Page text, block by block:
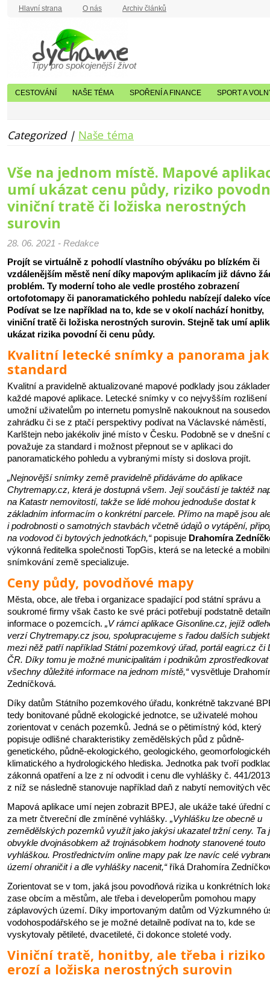
Hlavní strana O nás Archiv článků
Tipy pro spokojenější život
CESTOVÁNÍ NAŠE TÉMA SPOŘENÍ A FINANCE SPORT A
Categorized | Naše téma
Vše na jednom místě. Mapové
umí ukázat cenu půdy, riziko
viniční tratě či ložiska nerostných
surovin
28. 06. 2021 - Redakce
Projít se virtuálně z pohodlí vlastního obýváku po blízkém či
vzdálenějším městě není díky mapovým aplikacím již dávno
problém. Ty moderní toho ale vedle prostého zobrazení
ortofotomapy či panoramatického pohledu nabízejí daleko
Podívat se lze například na to, kde se v okolí nachází honitby,
viniční tratě či ložiska nerostných surovin. Stejně tak umí
ukázat rizika povodní či cenu půdy.
Kvalitní letecké snímky a panorama
standard
Kvalitní a pravidelně aktualizované mapové podklady jsou
každé mapové aplikace. Letecké snímky v co nejvyšším rozlišení
umožní uživatelům po internetu pomyslně nakouknout na
zahrádku či se z ptačí perspektivy podívat na Václavské náměstí,
Karlštejn nebo jakékoliv jiné místo v Česku. Podobně se v dnešní
považuje za standard i možnost přepnout se v aplikaci do
panoramatického pohledu a vybranými místy si doslova projít.
„Nejnovější snímky země pravidelně přidáváme do aplikace
Chytremapy.cz, která je dostupná všem. Její součástí je taktéž
na Katastr nemovitostí, takže se lidé mohou jednoduše dostat k
základním informacím o konkrétní parcele. Přímo na mapě jsou
i podrobnosti o samotných stavbách včetně údajů o vytápění,
na vodovod či bytových jednotkách,“popisuje Drahomíra
výkonná ředitelka společnosti TopGis, která se na letecké a
snímkování země specializuje.
Ceny půdy, povodňové mapy
Města, obce, ale třeba i organizace spadající pod státní správu a
soukromé firmy však často ke své práci potřebují podstatně
informace o pozemcích. „V rámci aplikace Gisonline.cz, jejíž
verzí Chytremapy.cz jsou, spolupracujeme s řadou dalších
mezi něž patří například Státní pozemkový úřad, portál eagri.cz či
ČR. Díky tomu je možné municipalitám i podnikům zprostředkovat
všechny důležité informace na jednom místě,“vysvětluje
Zedníčková.
Díky datům Státního pozemkového úřadu, konkrétně takzvané
tedy bonitované půdně ekologické jednotce, se uživatelé mohou
zorientovat v cenách pozemků. Jedná se o pětimístný kód, který
popisuje odlišné charakteristiky zemědělských půd z půdně-
genetického, půdně-ekologického, geologického,
klimatického a hydrologického hlediska. Jednotka pak tvoří
zákonná opatření a lze z ní odvodit i cenu dle vyhlášky č. 441/
z níž se následně stanovuje například daň z nabytí nemovitých
Mapová aplikace umí nejen zobrazit BPEJ, ale ukáže také úřední
za metr čtvereční dle zmíněné vyhlášky. „Vyhlášku lze obecně u
zemědělských pozemků využít jako jakýsi ukazatel tržní ceny. Ta
obvykle dvojnásobkem až trojnásobkem hodnoty stanovené touto
vyhláškou. Prostřednictvím online mapy pak lze navíc celé
území ohraničit i a dle vyhlášky nacenit,“říká Drahomíra
Zorientovat se v tom, jaká jsou povodňová rizika u konkrétních
zase obcím a městům, ale třeba i developerům pomohou mapy
záplavových území. Díky importovaným datům od Výzkumného
vodohospodářského se je možné detailně podívat na to, kde se
vyskytovaly pětileté, dvacetileté, či dokonce stoleté vody.
Viniční tratě, honitby, ale třeba i riziko
erozí a ložiska nerostných surovin